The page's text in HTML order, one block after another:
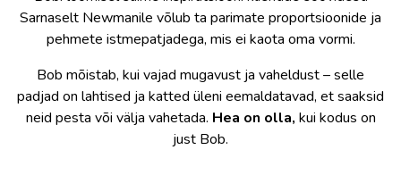
Sarnaselt Newmanile võlub ta parimate proportsioonide ja
pehmete istmepatjadega, mis ei kaota oma vormi.
Bob mõistab, kui vajad mugavust ja vaheldust – selle
padjad on lahtised ja katted üleni eemaldatavad, et saaksid
neid pesta või välja vahetada. Hea on olla, kui kodus on
just Bob.